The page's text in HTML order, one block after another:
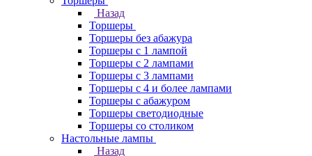
Назад
Торшеры
Торшеры без абажура
Торшеры с 1 лампой
Торшеры с 2 лампами
Торшеры с 3 лампами
Торшеры с 4 и более лампами
Торшеры с абажуром
Торшеры светодиодные
Торшеры со столиком
Настольные лампы
Назад